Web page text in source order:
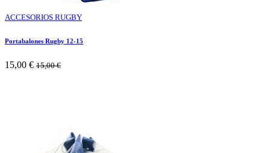
ACCESORIOS RUGBY
Portabalones Rugby 12-15
15,00 € 15,00€